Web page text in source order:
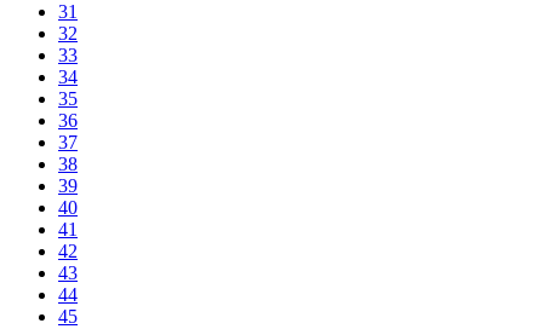
31
32
33
34
35
36
37
38
39
40
41
42
43
44
45